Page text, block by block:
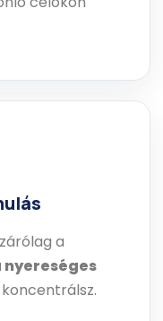
a
nyereséges